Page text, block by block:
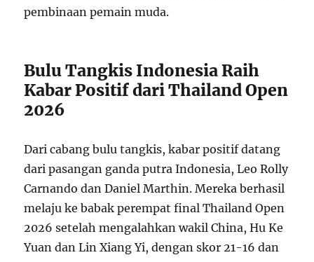
pembinaan pemain muda.
Bulu Tangkis Indonesia Raih
Kabar Positif dari Thailand Open
2026
Dari cabang bulu tangkis, kabar positif datang
dari pasangan ganda putra Indonesia, Leo Rolly
Carnando dan Daniel Marthin. Mereka berhasil
melaju ke babak perempat final Thailand Open
2026 setelah mengalahkan wakil China, Hu Ke
Yuan dan Lin Xiang Yi, dengan skor 21-16 dan